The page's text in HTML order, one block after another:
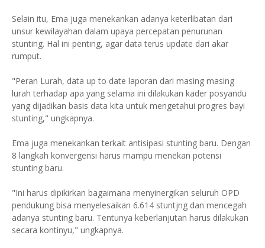
Selain itu, Ema juga menekankan adanya keterlibatan dari
unsur kewilayahan dalam upaya percepatan penurunan
stunting. Hal ini penting, agar data terus update dari akar
rumput.
"Peran Lurah, data up to date laporan dari masing masing
lurah terhadap apa yang selama ini dilakukan kader posyandu
yang dijadikan basis data kita untuk mengetahui progres bayi
stunting," ungkapnya.
Ema juga menekankan terkait antisipasi stunting baru. Dengan
8 langkah konvergensi harus mampu menekan potensi
stunting baru.
"Ini harus dipikirkan bagaimana menyinergikan seluruh OPD
pendukung bisa menyelesaikan 6.614 stuntjng dan mencegah
adanya stunting baru. Tentunya keberlanjutan harus dilakukan
secara kontinyu," ungkapnya.